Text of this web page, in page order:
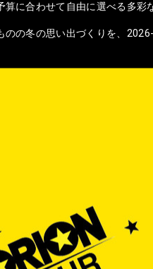
に合わせて自由に選べる多彩
の冬の思い出づくりを、